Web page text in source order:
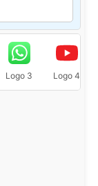
Logo 3 Logo 4